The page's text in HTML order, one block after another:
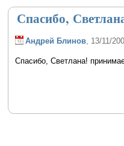
Спасибо,
Андрей Блинов, 13/11/
Спасибо, Светлана!